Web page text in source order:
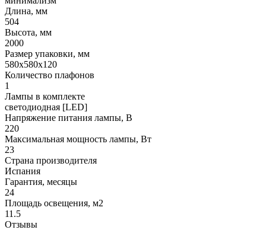
Длина, мм
504
Высота, мм
2000
Размер упаковки, мм
580x580x120
Количество плафонов
1
Лампы в комплекте
светодиодная [LED]
Напряжение питания лампы, В
220
Максимальная мощность лампы, Вт
23
Страна производителя
Испания
Гарантия, месяцы
24
Площадь освещения, м2
11.5
Отзывы